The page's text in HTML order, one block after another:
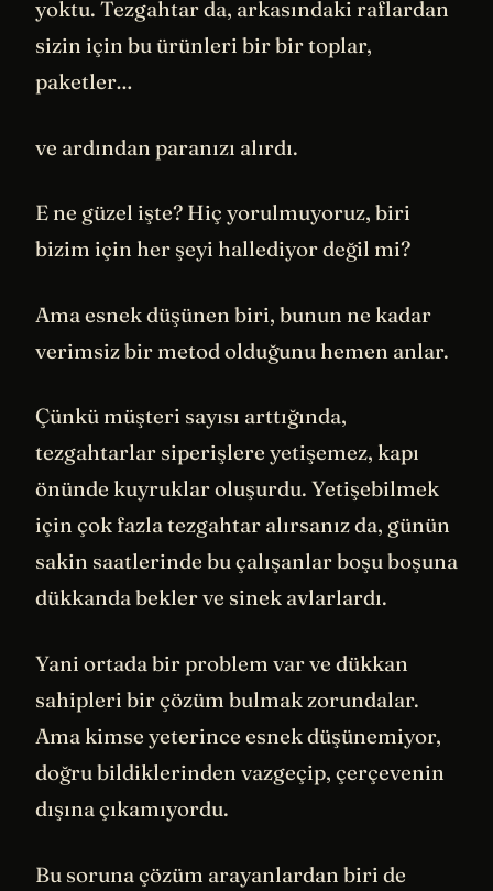
yoktu. Tezgahtar da, arkasındaki raflardan
sizin için bu ürünleri bir bir toplar,
paketler…
ve ardından paranızı alırdı.
E ne güzel işte? Hiç yorulmuyoruz, biri
bizim için her şeyi hallediyor değil mi?
Ama esnek düşünen biri, bunun ne kadar
verimsiz bir metod olduğunu hemen anlar.
Çünkü müşteri sayısı arttığında,
tezgahtarlar siperişlere yetişemez, kapı
önünde kuyruklar oluşurdu. Yetişebilmek
için çok fazla tezgahtar alırsanız da, günün
sakin saatlerinde bu çalışanlar boşu boşuna
dükkanda bekler ve sinek avlarlardı.
Yani ortada bir problem var ve dükkan
sahipleri bir çözüm bulmak zorundalar.
Ama kimse yeterince esnek düşünemiyor,
doğru bildiklerinden vazgeçip, çerçevenin
dışına çıkamıyordu.
Bu soruna çözüm arayanlardan biri de